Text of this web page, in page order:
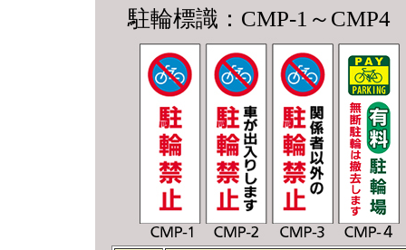
駐輪標識：CMP-1～